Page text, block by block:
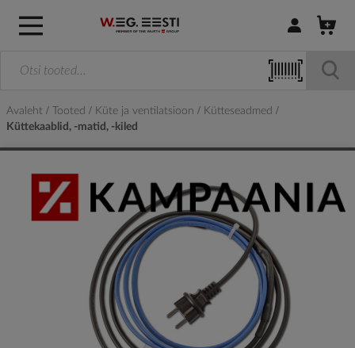
Logi sisse /
Avaleht Tooted Küte ja ventilatsioon
Kütteseadmed
Küttekaablid, -matid, -kiled
Skip